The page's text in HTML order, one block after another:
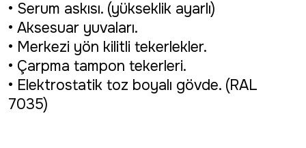
• Serum askısı. (yükseklik ayarlı)
• Aksesuar yuvaları.
• Merkezi yön kilitli tekerlekler.
• Çarpma tampon tekerleri.
• Elektrostatik toz boyalı gövde. (RAL
7035)